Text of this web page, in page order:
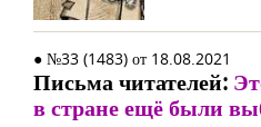
● №33 (1483) от 18.08.2021
Письма читателей:
в стране ещё были